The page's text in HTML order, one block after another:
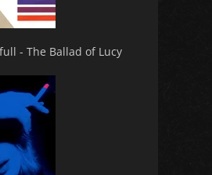
- The Ballad of Lucy